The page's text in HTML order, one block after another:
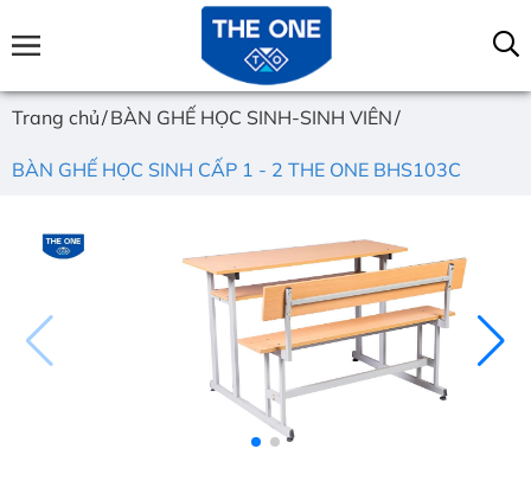
Trang chủ BÀN GHẾ HỌC SINH-SINH VIÊN
BÀN GHẾ HỌC SINH CẤP 1 - 2 THE ONE BHS103C